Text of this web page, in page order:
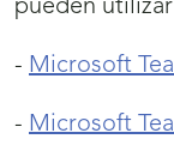
pueden
- Microsoft
- Microsoft